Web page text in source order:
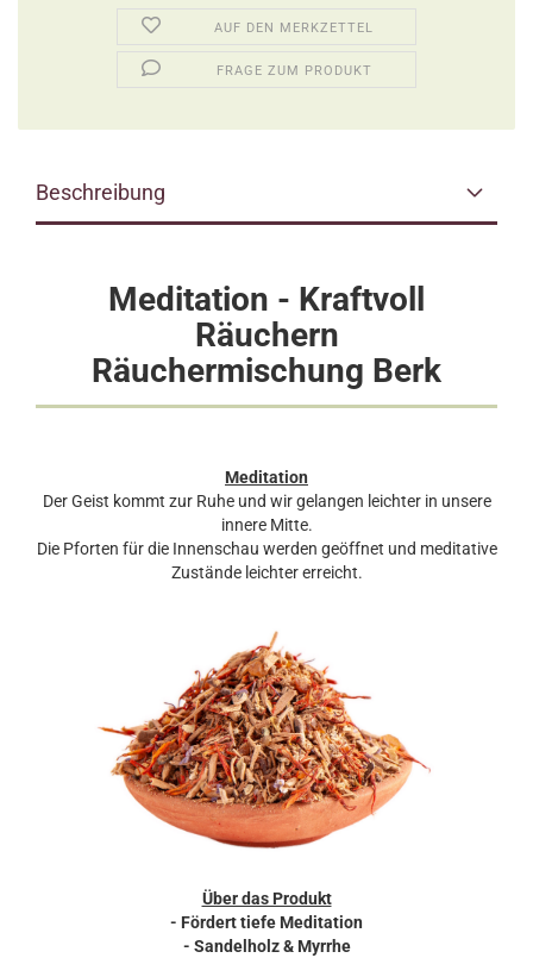
AUF DEN MERKZETTEL
FRAGE ZUM PRODUKT
Beschreibung
Meditation - Kraftvoll
Räuchern
Räuchermischung Berk
Meditation
Der Geist kommt zur Ruhe und wir gelangen leichter in unsere
innere Mitte.
Die Pforten für die Innenschau werden geöffnet und meditative
Zustände leichter erreicht.
Über das Produkt
- Fördert tiefe Meditation
- Sandelholz & Myrrhe